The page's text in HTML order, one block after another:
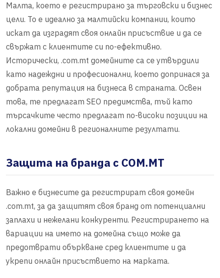
Малта, което е регистрирано за търговски и бизнес
цели. То е идеално за малтийски компании, които
искат да изградят своя онлайн присъствие и да се
свържат с клиентите си по-ефективно.
Исторически, .com.mt домейните са се утвърдили
като надеждни и професионални, което допринася за
добрата репутация на бизнеса в страната. Освен
това, те предлагат SEO предимства, тъй като
търсачките често предлагат по-високи позиции на
локални домейни в регионалните резултати.
Защита на бранда с COM.MT
Важно е бизнесите да регистрират своя домейн
.com.mt, за да защитят своя бранд от потенциални
заплахи и нежелани конкуренти. Регистрирането на
вариации на името на домейна също може да
предотврати объркване сред клиентите и да
укрепи онлайн присъствието на марката.